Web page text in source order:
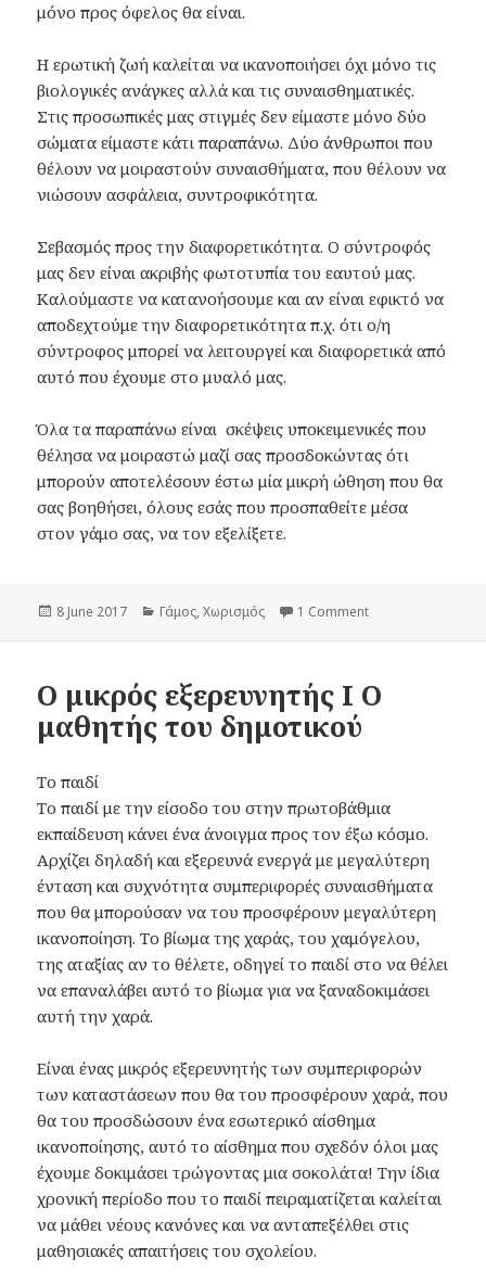
μόνο προς όφελος θα είναι.
Η ερωτική ζωή καλείται να ικανοποιήσει όχι μόνο τις
βιολογικές ανάγκες αλλά και τις συναισθηματικές.
Στις προσωπικές μας στιγμές δεν είμαστε μόνο δύο
σώματα είμαστε κάτι παραπάνω. Δύο άνθρωποι που
θέλουν να μοιραστούν συναισθήματα, που θέλουν να
νιώσουν ασφάλεια, συντροφικότητα.
Σεβασμός προς την διαφορετικότητα. Ο σύντροφός
μας δεν είναι ακριβής φωτοτυπία του εαυτού μας.
Καλούμαστε να κατανοήσουμε και αν είναι εφικτό να
αποδεχτούμε την διαφορετικότητα π.χ. ότι ο/η
σύντροφος μπορεί να λειτουργεί και διαφορετικά από
αυτό που έχουμε στο μυαλό μας.
Όλα τα παραπάνω είναι σκέψεις υποκειμενικές που
θέλησα να μοιραστώ μαζί σας προσδοκώντας ότι
μπορούν αποτελέσουν έστω μία μικρή ώθηση που θα
σας βοηθήσει, όλους εσάς που προσπαθείτε μέσα
στον γάμο σας, να τον εξελίξετε.
Posted
8 June 2017 Categories
Γάμος,Χωρισμός 1 Comment
Ο μικρός εξερευνητής I Ο
μαθητής του δημοτικού
Το παιδί
Το παιδί με την είσοδο του στην πρωτοβάθμια
εκπαίδευση κάνει ένα άνοιγμα προς τον έξω κόσμο.
Αρχίζει δηλαδή και εξερευνά ενεργά με μεγαλύτερη
ένταση και συχνότητα συμπεριφορές συναισθήματα
που θα μπορούσαν να του προσφέρουν μεγαλύτερη
ικανοποίηση. Το βίωμα της χαράς, του χαμόγελου,
της αταξίας αν το θέλετε, οδηγεί το παιδί στο να θέλει
να επαναλάβει αυτό το βίωμα για να ξαναδοκιμάσει
αυτή την χαρά.
Είναι ένας μικρός εξερευνητής των συμπεριφορών
των καταστάσεων που θα του προσφέρουν χαρά, που
θα του προσδώσουν ένα εσωτερικό αίσθημα
ικανοποίησης, αυτό το αίσθημα που σχεδόν όλοι μας
έχουμε δοκιμάσει τρώγοντας μια σοκολάτα! Την ίδια
χρονική περίοδο που το παιδί πειραματίζεται καλείται
να μάθει νέους κανόνες και να ανταπεξέλθει στις
μαθησιακές απαιτήσεις του σχολείου.